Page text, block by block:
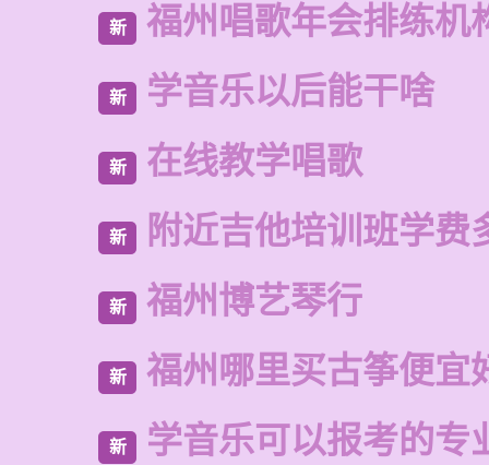
新 福州唱歌年会排练机
新 学音乐以后能干啥
新 在线教学唱歌
新 附近吉他培训班学费
新 福州博艺琴行
新 福州哪里买古筝便宜
新 学音乐可以报考的专